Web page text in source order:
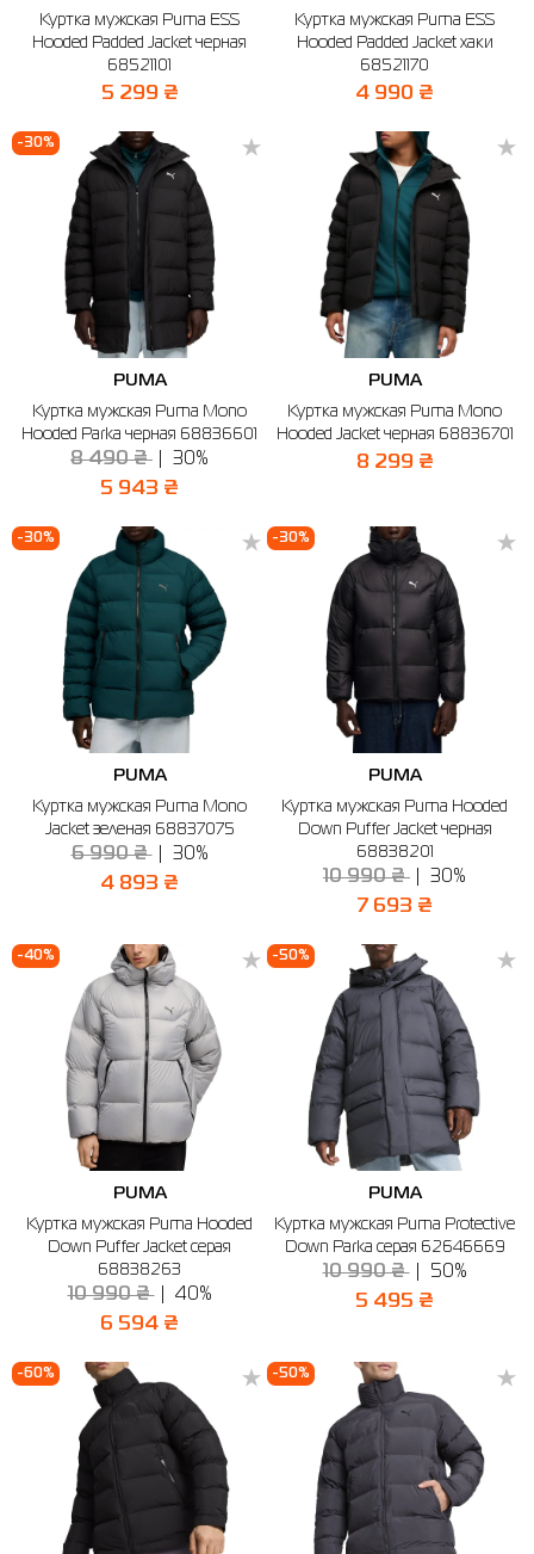
Рубашки
Термобелье
Толстовки
Футболки
Шорты
Фитнес и йога
Шарфы
Skechers
The North Face
Under Armour
Полуботинки
Бренды
Куртка мужская Puma ESS
Hooded Padded Jacket черная
68521101
5 299 ₴
Куртка мужская Puma ESS
Hooded Padded Jacket хаки
68521170
4 990 ₴
-30%
PUMA
Куртка мужская Puma Mono
Hooded Parka черная 68836601
8 490 ₴ 30%
5 943 ₴
PUMA
Куртка мужская Puma Mono
Hooded Jacket черная 68836701
8 299 ₴
-30%
PUMA
Куртка мужская Puma Mono
Jacket зеленая 68837075
6 990 ₴ 30%
4 893 ₴
-30%
PUMA
Куртка мужская Puma Hooded
Down Puffer Jacket черная
68838201
10 990 ₴ 30%
7 693 ₴
-40%
PUMA
Куртка мужская Puma Hooded
Down Puffer Jacket серая
68838263
10 990 ₴ 40%
6 594 ₴
-50%
PUMA
Куртка мужская Puma Protective
Down Parka серая 62646669
10 990 ₴ 50%
5 495 ₴
-60% -50%